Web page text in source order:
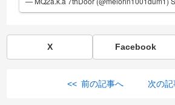
X Facebook
<< 前の記事へ 次の